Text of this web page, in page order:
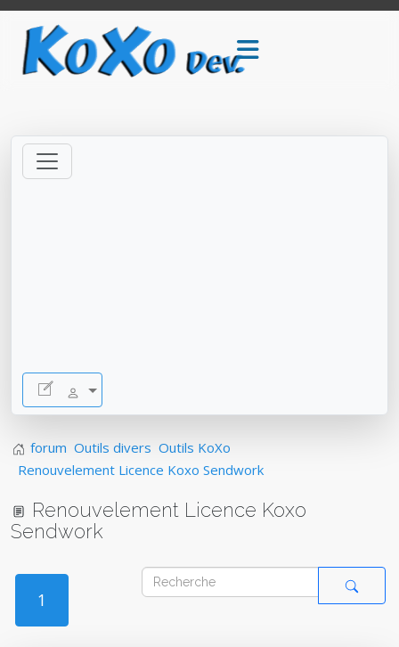
forum Outils divers Outils KoXo
Renouvelement Licence Koxo Sendwork
Renouvelement Licence Koxo
Sendwork
1